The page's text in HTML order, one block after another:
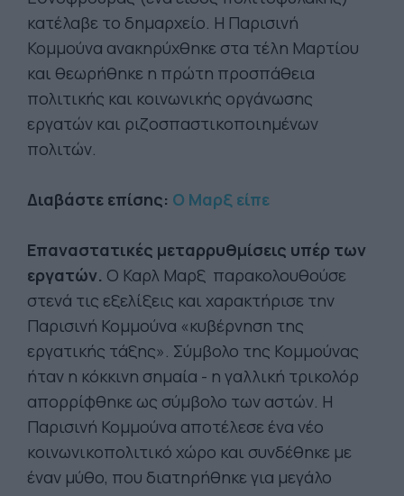
κατέλαβε το δημαρχείο. Η Παρισινή
Κομμούνα ανακηρύχθηκε στα τέλη Μαρτίου
και θεωρήθηκε η πρώτη προσπάθεια
πολιτικής και κοινωνικής οργάνωσης
εργατών και ριζοσπαστικοποιημένων
πολιτών.
Διαβάστε επίσης: Ο Μαρξ είπε
Επαναστατικές μεταρρυθμίσεις υπέρ των
εργατών. Ο Καρλ Μαρξ παρακολουθούσε
στενά τις εξελίξεις και χαρακτήρισε την
Παρισινή Κομμούνα «κυβέρνηση της
εργατικής τάξης». Σύμβολο της Κομμούνας
ήταν η κόκκινη σημαία - η γαλλική τρικολόρ
απορρίφθηκε ως σύμβολο των αστών. Η
Παρισινή Κομμούνα αποτέλεσε ένα νέο
κοινωνικοπολιτικό χώρο και συνδέθηκε με
έναν μύθο, που διατηρήθηκε για μεγάλο